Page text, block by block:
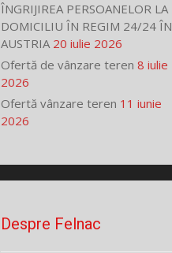
ÎNGRIJIREA PERSOANELOR LA
DOMICILIU ÎN REGIM 24/24 ÎN
AUSTRIA 20 iulie 2026
Ofertă de vânzare teren 8 iulie
2026
Ofertă vânzare teren 11 iunie
2026
Despre Felnac